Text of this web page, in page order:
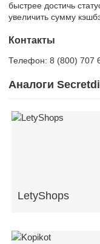
быстрее достичь
увеличить сумму
Контакты
Телефон: ‎8 (800) 707
Аналоги
LetyShops